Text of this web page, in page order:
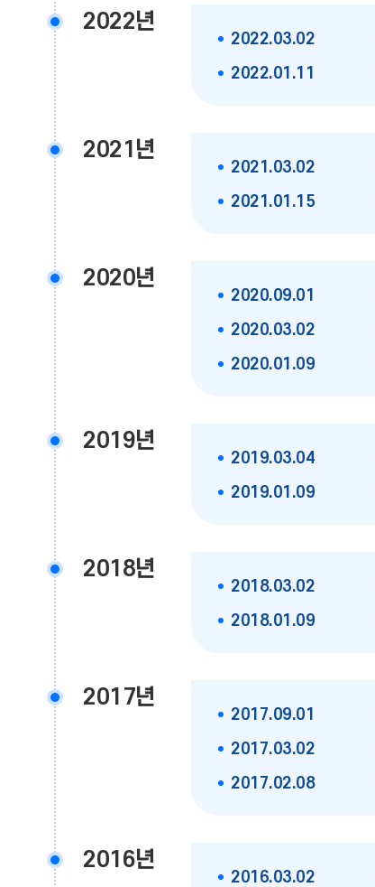
2022년
2022.03.02
2022.01.11
2021년
2021.03.02
2021.01.15
2020년
2020.09.01
2020.03.02
2020.01.09
2019년
2019.03.04
2019.01.09
2018년
2018.03.02
2018.01.09
2017년
2017.09.01
2017.03.02
2017.02.08
2016년
2016.03.02